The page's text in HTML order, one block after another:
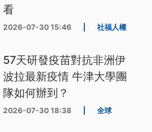
看
2026-07-30 15:46 社福人權
57天研發疫苗對抗非洲伊
波拉最新疫情 牛津大學團
隊如何辦到？
2026-07-30 18:38 全球